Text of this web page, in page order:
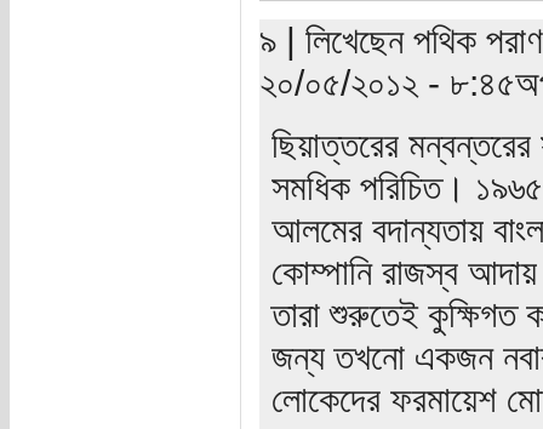
৯ | লিখেছেন পথিক
২০/০৫/২০১২ -
ছিয়াত্তরের
সমধিক পরিচিত। ১৯৬৫
আলমের বদান্যতায়
কোম্পানি রাজস্ব
তারা শুরুতেই কুক্ষিগত
জন্য তখনো একজন
লোকেদের ফরমায়েশ